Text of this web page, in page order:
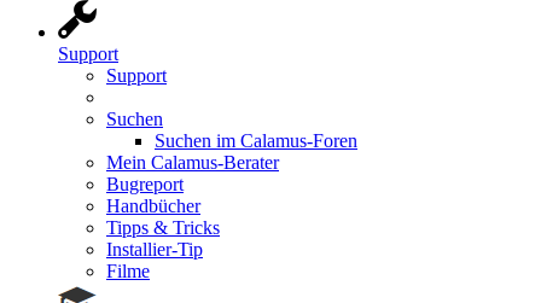
Support
Support
Suchen
Suchen im Calamus-Foren
Mein Calamus-Berater
Bugreport
Handbücher
Tipps & Tricks
Installier-Tip
Filme